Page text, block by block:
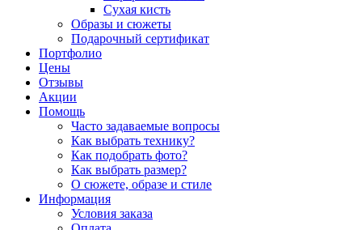
Сухая кисть
Образы и сюжеты
Подарочный сертификат
Портфолио
Цены
Отзывы
Акции
Помощь
Часто задаваемые вопросы
Как выбрать технику?
Как подобрать фото?
Как выбрать размер?
О сюжете, образе и стиле
Информация
Условия заказа